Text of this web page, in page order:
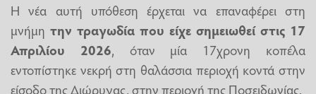
Η νέα αυτή υπόθεση έρχεται να επαναφέρει στη
μνήμη την τραγωδία που είχε σημειωθεί στις 17
Απριλίου 2026, όταν μία 17χρονη κοπέλα
εντοπίστηκε νεκρή στη θαλάσσια περιοχή κοντά στην
είσοδο της Διώρυγας, στην περιοχή της Ποσειδωνίας.